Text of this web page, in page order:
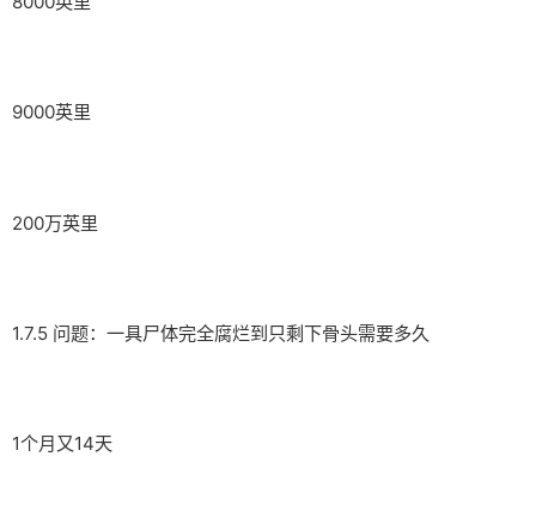
9000英里
200万英里
1.7.5 问题：一具尸体完全腐烂到只剩下骨头需要多久
1个月又14天